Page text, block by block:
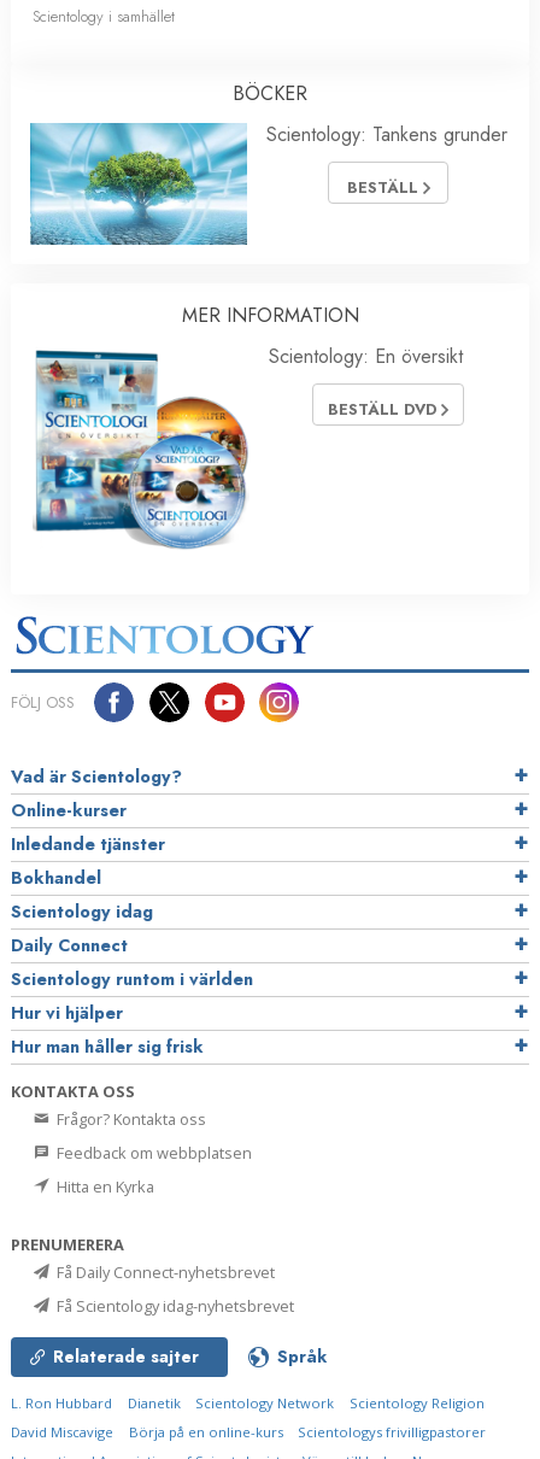
Scientology i samhället
BÖCKER
Scientology: Tankens grunder
BESTÄLL
MER INFORMATION
Scientology: En översikt
BESTÄLL DVD
FÖLJ OSS
Vad är Scientology?
Online-kurser
Inledande tjänster
Bokhandel
Scientology idag
Daily Connect
Scientology runtom i världen
Hur vi hjälper
Hur man håller sig frisk
KONTAKTA OSS
Frågor? Kontakta oss
Feedback om webbplatsen
Hitta en Kyrka
PRENUMERERA
Få Daily Connect-nyhetsbrevet
Få Scientology idag-nyhetsbrevet
Relaterade sajter Språk
L. Ron Hubbard Dianetik Scientology Network
Scientology Religion
David Miscavige
Börja på en online-kurs
Scientologys frivilligpastorer